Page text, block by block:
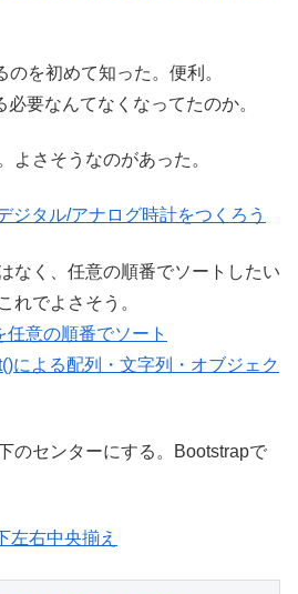
を初めて知った。便利。
要なんてなくなってたのか。
よさそうなのがあった。
ジタル/アナログ時計をつくろう
なく、任意の順番でソートしたい
れでよさそう。
意の順番でソート
による配列・文字列・オブジェク
のセンターにする。Bootstrapで
左右中央揃え